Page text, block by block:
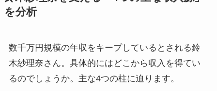
を分析
数千万円規模の年収をキープしているとされる鈴
木紗理奈さん。具体的にはどこから収入を得てい
るのでしょうか。主な4つの柱に迫ります。